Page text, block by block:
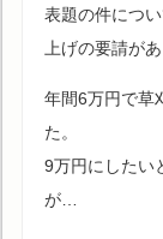
表題の件につ
上げの要請が
年間6万円で草
た。
9万円にしたい
が…